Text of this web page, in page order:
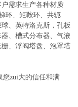
需求生产各种材质
环、矩鞍环、共轭
、英特洛克斯，孔板
、槽式分布器、气液
、浮阀塔盘、泡罩塔
您zui大的信任和满